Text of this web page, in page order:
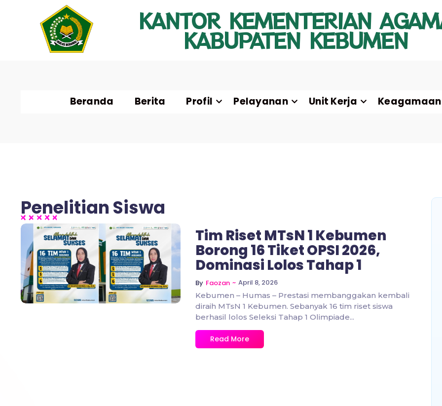
KANTOR KEMENTERIAN
KABUPATEN KEBUMEN
Beranda Berita Profil Pelayanan Unit Kerja Keagamaan
Penelitian Siswa
No Comments
Tim Riset MTsN 1 Kebumen
Borong 16 Tiket OPSI 2026,
Dominasi Lolos Tahap 1
By Faozan ~ April 8, 2026
Kebumen – Humas – Prestasi membanggakan kembali
diraih MTsN 1 Kebumen. Sebanyak 16 tim riset siswa
berhasil lolos Seleksi Tahap 1 Olimpiade...
Read More